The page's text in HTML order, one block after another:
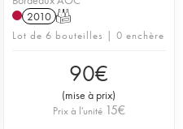
2010 T
Lot de 6 bouteilles | 0 enchère
90€
(mise à prix)
Prix à l'unité 15€